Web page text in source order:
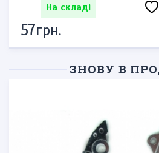
На складі
57грн.
ЗНОВУ В